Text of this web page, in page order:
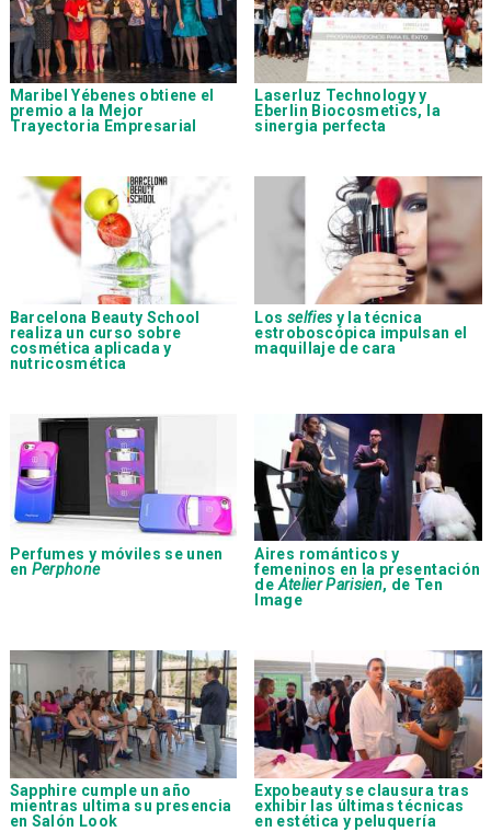
Maribel Yébenes obtiene el
premio a la Mejor
Trayectoria Empresarial
Laserluz Technologyy
Eberlin Biocosmetics, la
sinergia perfecta
Barcelona Beauty School
realiza un curso sobre
cosmética aplicada y
nutricosmética
Los selfies y la técnica
estroboscópica impulsan el
maquillaje de cara
Perfumes y móviles se unen
en Perphone
Aires románticos y
femeninos en la presentación
de Atelier Parisien, de Ten
Image
Sapphire cumple un año
mientras ultima su presencia
en Salón Look
Expobeauty se clausura tras
exhibir las últimas técnicas
en estética y peluquería